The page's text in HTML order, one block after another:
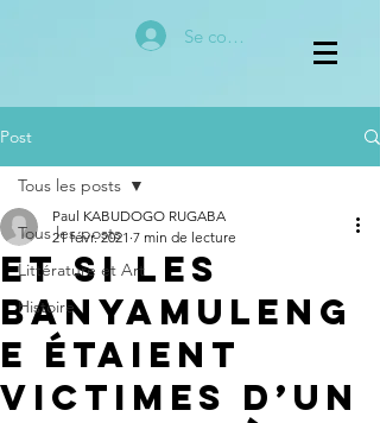
Se connecter
Post
Tous les posts
Littérature et Art
Histoire
Tous les posts
ET SI LES
BANYAMULENG
E ÉTAIENT
VICTIMES D’UN
Paul KABUDOGO RUGABA
21 févr. 2021 7 min de lecture